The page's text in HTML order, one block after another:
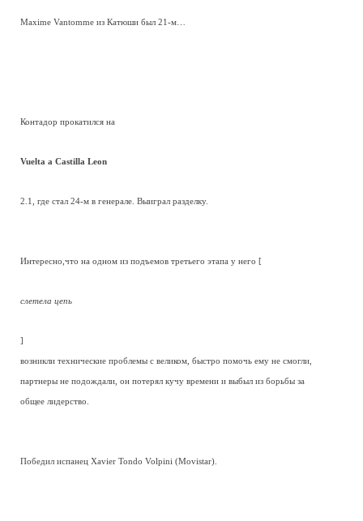
Maxime Vantomme из Катюши был 21-м…
Контадор прокатился на
Vuelta a Castilla Leon
2.1, где стал 24-м в генерале. Выиграл разделку.
Интересно,что на одном из подъемов третьего этапа у него [
слетела цепь
]
возникли технические проблемы с великом, быстро помочь ему не смогли,
партнеры не подождали, он потерял кучу времени и выбыл из борьбы за
общее лидерство.
Победил испанец Xavier Tondo Volpini (Movistar).